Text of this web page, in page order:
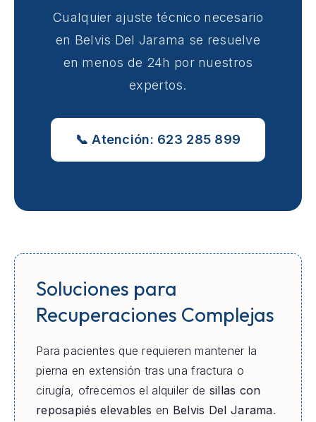
Cualquier ajuste técnico necesario
en Belvis Del Jarama se resuelve
en menos de 24h por nuestros
expertos.
📞 Atención: 623 285 899
Soluciones para
Recuperaciones Complejas
Para pacientes que requieren mantener la
pierna en extensión tras una fractura o
cirugía, ofrecemos el alquiler de sillas con
reposapiés elevables en Belvis Del Jarama.